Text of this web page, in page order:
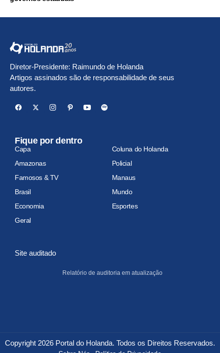
Diretor-Presidente: Raimundo de Holanda
Artigos assinados são de responsabilidade de seus
autores.
Fique por dentro
Capa
Coluna do Holanda
Amazonas
Policial
Famosos & TV
Manaus
Brasil
Mundo
Economia
Esportes
Geral
Site auditado
Relatório de auditoria em atualização
Copyright 2026 Portal do Holanda. Todos os Direitos Reservados.